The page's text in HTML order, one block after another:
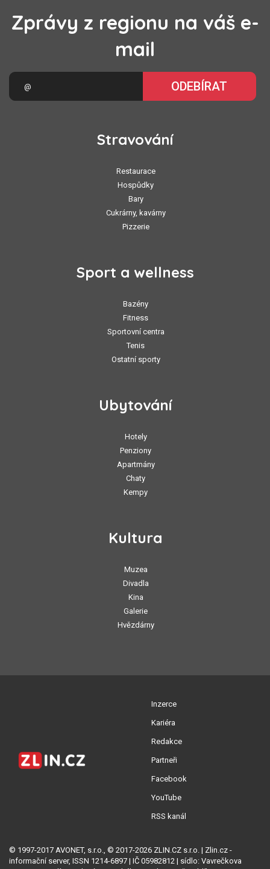
Zprávy z regionu na váš e-
mail
ODEBÍRAT
Stravování
Restaurace
Hospůdky
Bary
Cukrárny, kavárny
Pizzerie
Sport a wellness
Bazény
Fitness
Sportovní centra
Tenis
Ostatní sporty
Ubytování
Hotely
Penziony
Apartmány
Chaty
Kempy
Kultura
Muzea
Divadla
Kina
Galerie
Hvězdárny
Inzerce
Kariéra
Redakce
Partneři
Facebook
YouTube
RSS kanál
© 1997-2017 AVONET, s.r.o., © 2017-2026 ZLIN.CZ s.r.o. | Zlin.cz -
informační server, ISSN 1214-6897 | IČ 05982812 | sídlo: Vavrečkova